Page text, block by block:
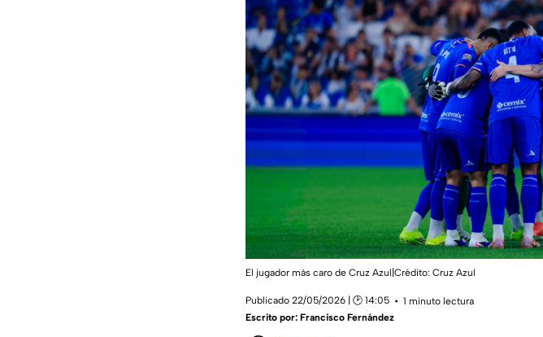
El jugador más caro de Cruz Azul|Crédito: Cruz Azul
Publicado 22/05/2026 | 🕑 14:05
1 minuto lectura
Escrito por: Francisco Fernández